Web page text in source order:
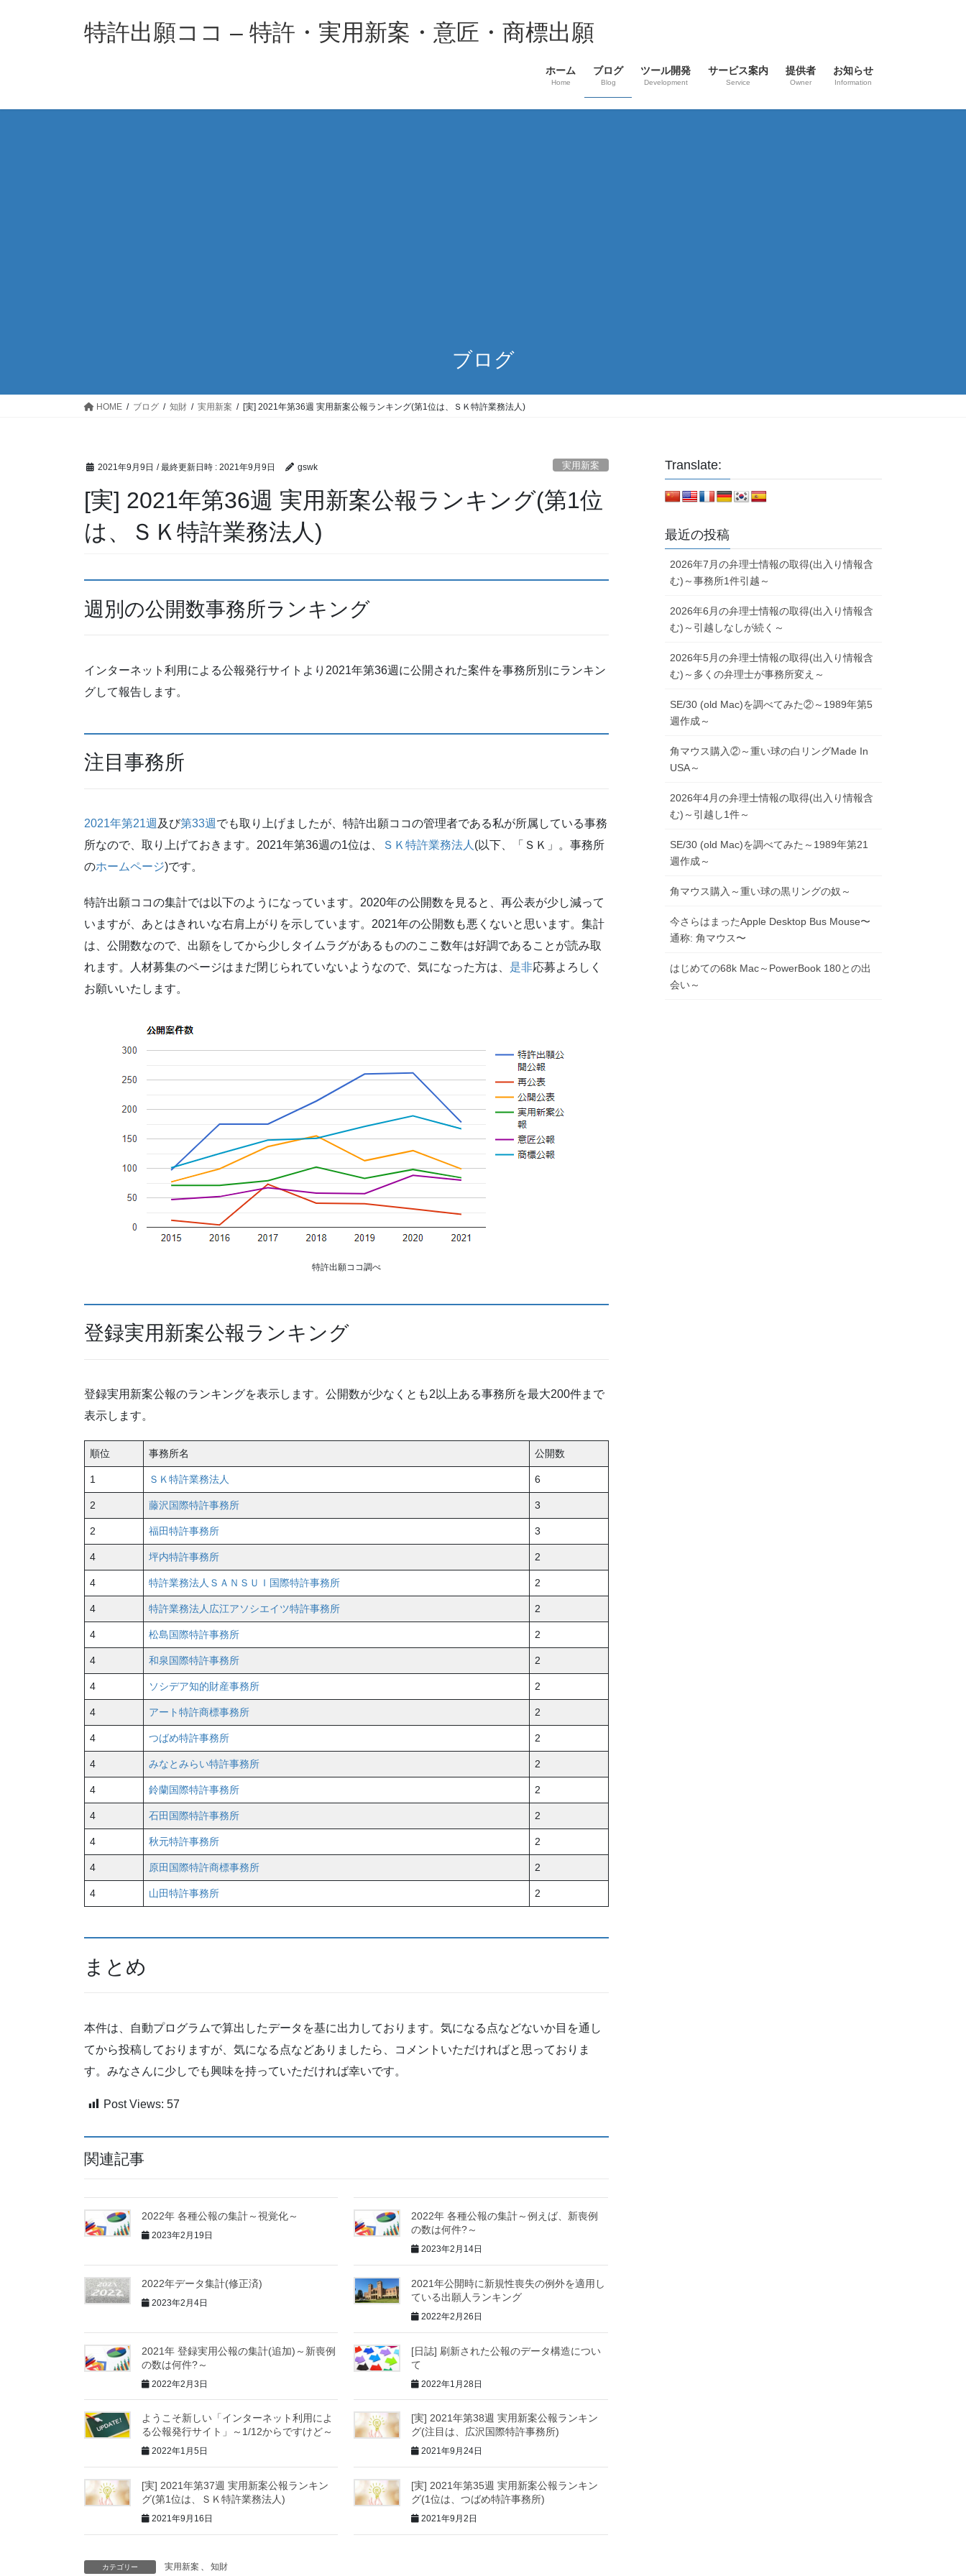
ス
ン
特許出願ココ – 特許・実用新案・意匠・商標出願
ホーム
Home
ブログ
Blog
ツール開発
Development
サービス案内
Service
提供者
Owner
お知らせ
Information
ブログ
HOME ブログ 知財 実用新案 [実] 2021年第36週 実用新案公報ランキング(第1位は、ＳＫ特許業務法人)
2021年9月9日 / 最終更新日時 : 2021年9月9日 gswk 実用新案
[実] 2021年第36週 実用新案公報ランキング(第1位
は、ＳＫ特許業務法人)
週別の公開数事務所ランキング
インターネット利用による公報発行サイトより2021年第36週に公開された案件を事務所別にランキン
グして報告します。
注目事務所
2021年第21週 及び第33週 でも取り上げましたが、特許出願ココの管理者である私が所属している事務
所なので、取り上げておきます。2021年第36週の1位は、
ＳＫ特許業務法人 (以下、「ＳＫ」。事務所
のホームページ)です。
特許出願ココの集計では以下のようになっています。2020年の公開数を見ると、再公表が少し減って
いますが、あとはきれいな右肩上がりを示しています。2021年の公開数も悪くないと思います。集計
は、公開数なので、出願をしてから少しタイムラグがあるもののここ数年は好調であることが読み取
れます。人材募集のページはまだ閉じられていないようなので、気になった方は、 是非応募よろしく
お願いいたします。
特許出願ココ調べ
登録実用新案公報ランキング
登録実用新案公報のランキングを表示します。公開数が少なくとも2以上ある事務所を最大200件まで
表示します。
順位 事務所名 公開数
1 ＳＫ特許業務法人 6
2 藤沢国際特許事務所 3
2 福田特許事務所 3
4 坪内特許事務所 2
4 特許業務法人ＳＡＮＳＵＩ国際特許事務所 2
4 特許業務法人広江アソシエイツ特許事務所 2
4 松島国際特許事務所 2
4 和泉国際特許事務所 2
4 ソシデア知的財産事務所 2
4 アート特許商標事務所 2
4 つばめ特許事務所 2
4 みなとみらい特許事務所 2
4 鈴蘭国際特許事務所 2
4 石田国際特許事務所 2
4 秋元特許事務所 2
4 原田国際特許商標事務所 2
4 山田特許事務所 2
まとめ
本件は、自動プログラムで算出したデータを基に出力しております。気になる点などないか目を通し
てから投稿しておりますが、気になる点などありましたら、コメントいただければと思っておりま
す。みなさんに少しでも興味を持っていただければ幸いです。
Post Views: 57
関連記事
2022年 各種公報の集計～視覚化～
2023年2月19日
2022年 各種公報の集計～例えば、新喪例
の数は何件?～
2023年2月14日
2022年データ集計(修正済)
2023年2月4日
2021年公開時に新規性喪失の例外を適用し
ている出願人ランキング
2022年2月26日
2021年 登録実用公報の集計(追加)～新喪例
の数は何件?～
2022年2月3日
[日誌] 刷新された公報のデータ構造につい
て
2022年1月28日
ようこそ新しい「インターネット利用によ
る公報発行サイト」～1/12からですけど～
2022年1月5日
[実] 2021年第38週 実用新案公報ランキン
グ(注目は、広沢国際特許事務所)
2021年9月24日
[実] 2021年第37週 実用新案公報ランキン
グ(第1位は、ＳＫ特許業務法人)
2021年9月16日
[実] 2021年第35週 実用新案公報ランキン
グ(1位は、つばめ特許事務所)
2021年9月2日
カテゴリー 実用新案 、 知財
Translate:
最近の投稿
2026年7月の弁理士情報の取得(出入り情報含
む)～事務所1件引越～
2026年6月の弁理士情報の取得(出入り情報含
む)～引越しなしが続く～
2026年5月の弁理士情報の取得(出入り情報含
む)～多くの弁理士が事務所変え～
SE/30 (old Mac)を調べてみた②～1989年第5
週作成～
角マウス購入②～重い球の白リングMade In
USA～
2026年4月の弁理士情報の取得(出入り情報含
む)～引越し1件～
SE/30 (old Mac)を調べてみた～1989年第21
週作成～
角マウス購入～重い球の黒リングの奴～
今さらはまったApple Desktop Bus Mouse〜
通称: 角マウス〜
はじめての68k Mac～PowerBook 180との出
会い～